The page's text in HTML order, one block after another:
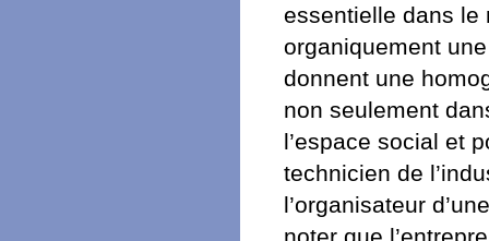
essentielle dans le
organiquement
donnent une
non seulement
l’espace social et
technicien de
l’organisateur